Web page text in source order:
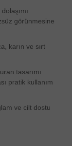
görünmesine
karın ve sırt
tasarımı
pratik kullanım
ve cilt dostu